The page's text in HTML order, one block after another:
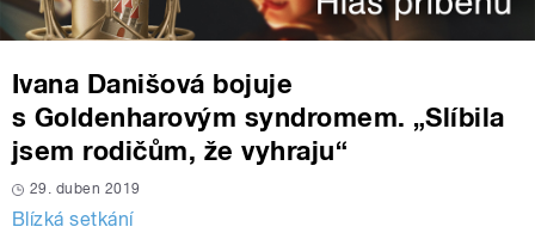
Ivana Danišová bojuje
s Goldenharovým syndromem. „Slíbila
jsem rodičům, že vyhraju“
29. duben 2019
Blízká setkání